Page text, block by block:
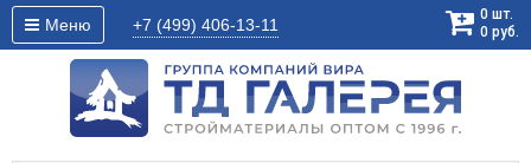
Меню +7 (499) 406-13-11
0 шт.
0 руб.